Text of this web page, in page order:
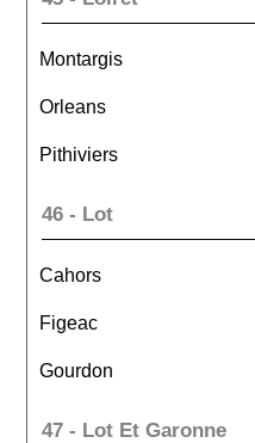
Montargis
Orleans
Pithiviers
46 - Lot
Cahors
Figeac
Gourdon
47 - Lot Et Garonne